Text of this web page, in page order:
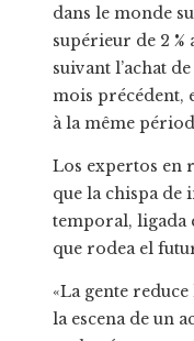
dans le monde
supérieur de 2 %
suivant l’achat
mois précédent,
à la même
Los expertos en
que la chispa de
temporal, ligada
que rodea el
«La gente
la escena de un